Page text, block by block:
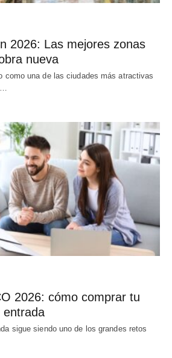
2026: Las mejores zonas
nueva
como una de las ciudades más atractivas
2026: cómo comprar tu
entrada
sigue siendo uno de los grandes retos